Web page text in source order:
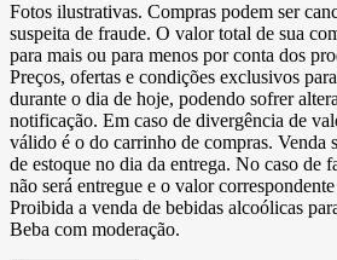
Fotos ilustrativas. Compras podem ser
suspeita de fraude. O valor total de sua
para mais ou para menos por conta dos
Preços, ofertas e condições exclusivos
durante o dia de hoje, podendo sofrer
notificação. Em caso de divergência de
válido é o do carrinho de compras. Venda
de estoque no dia da entrega. No caso de
não será entregue e o valor
Proibida a venda de bebidas alcoólicas
Beba com moderação.